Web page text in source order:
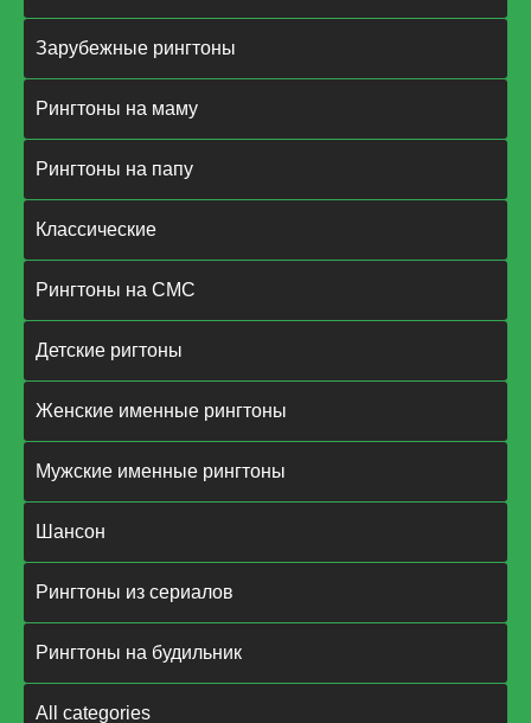
Зарубежные рингтоны
Рингтоны на маму
Рингтоны на папу
Классические
Рингтоны на СМС
Детские ригтоны
Женские именные рингтоны
Мужские именные рингтоны
Шансон
Рингтоны из сериалов
Рингтоны на будильник
All categories